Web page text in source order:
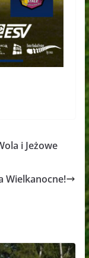
i Jeżowe
Wielkanocne!